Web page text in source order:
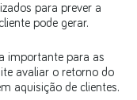
para prever a
pode gerar.
importante para as
avaliar o retorno do
aquisição de clientes.